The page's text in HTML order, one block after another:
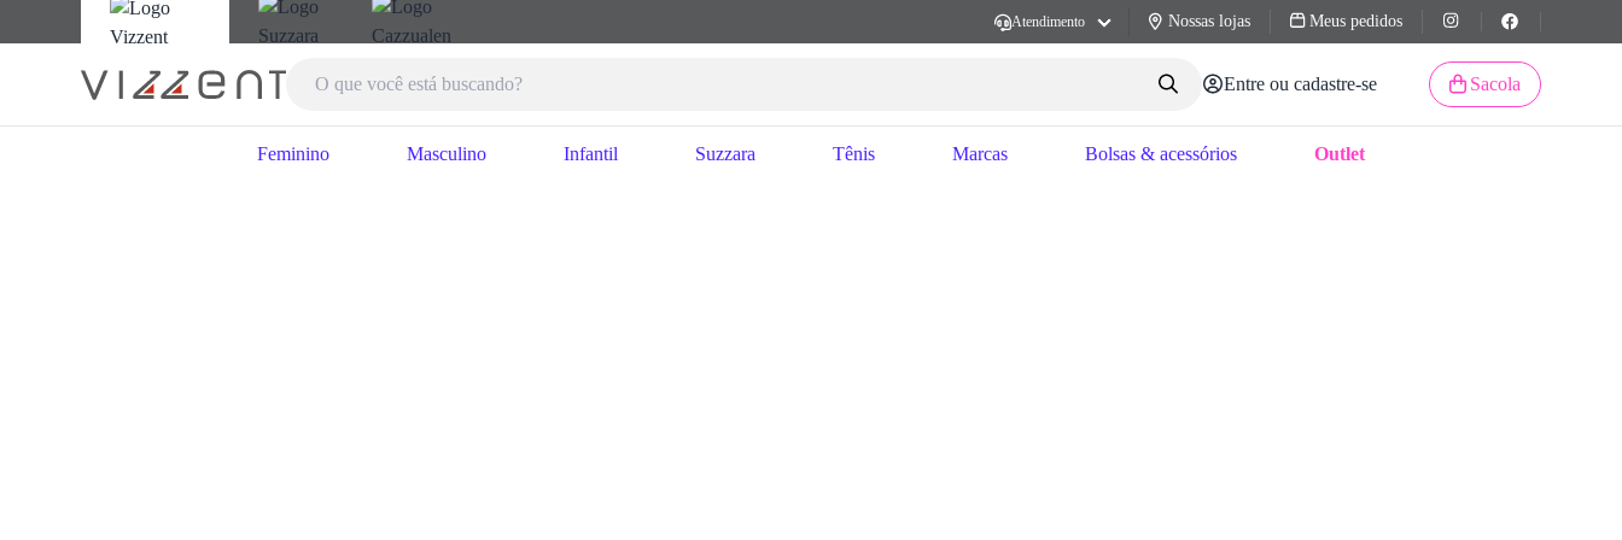
Atendimento Nossas lojas Meus pedidos
Entre ou cadastre-se Sacola
Feminino Masculino Infantil Suzzara Tênis Marcas Bolsas & acessórios Outlet